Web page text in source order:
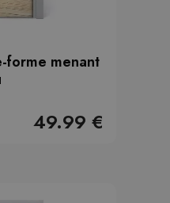
forme menant
49.99 €